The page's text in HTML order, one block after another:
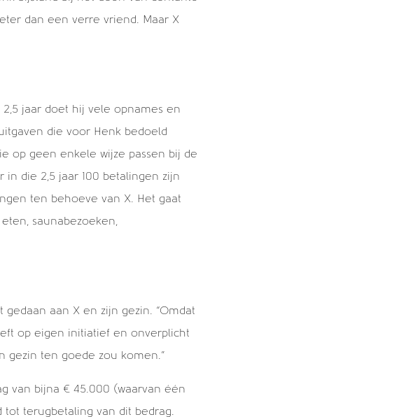
dan een verre vriend. Maar X
jaar doet hij vele opnames en
die voor Henk bedoeld
op geen enkele wijze passen bij de
in die 2,5 jaar 100 betalingen zijn
ten behoeve van X. Het gaat
saunabezoeken,
aan X en zijn gezin. “Omdat
op eigen initiatief en onverplicht
gezin ten goede zou komen.”
van bijna € 45.000 (waarvan één
terugbetaling van dit bedrag.